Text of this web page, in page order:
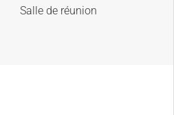
Salle de réunion